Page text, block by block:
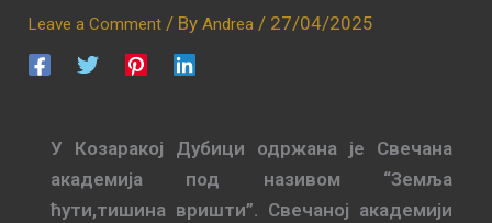
Leave a Comment / ByAndrea/ 27/04/2025
У Козаракој Дубици одржана је Свечана
академија под називом “Земља
ћути,тишина вришти”. Свечаној академији